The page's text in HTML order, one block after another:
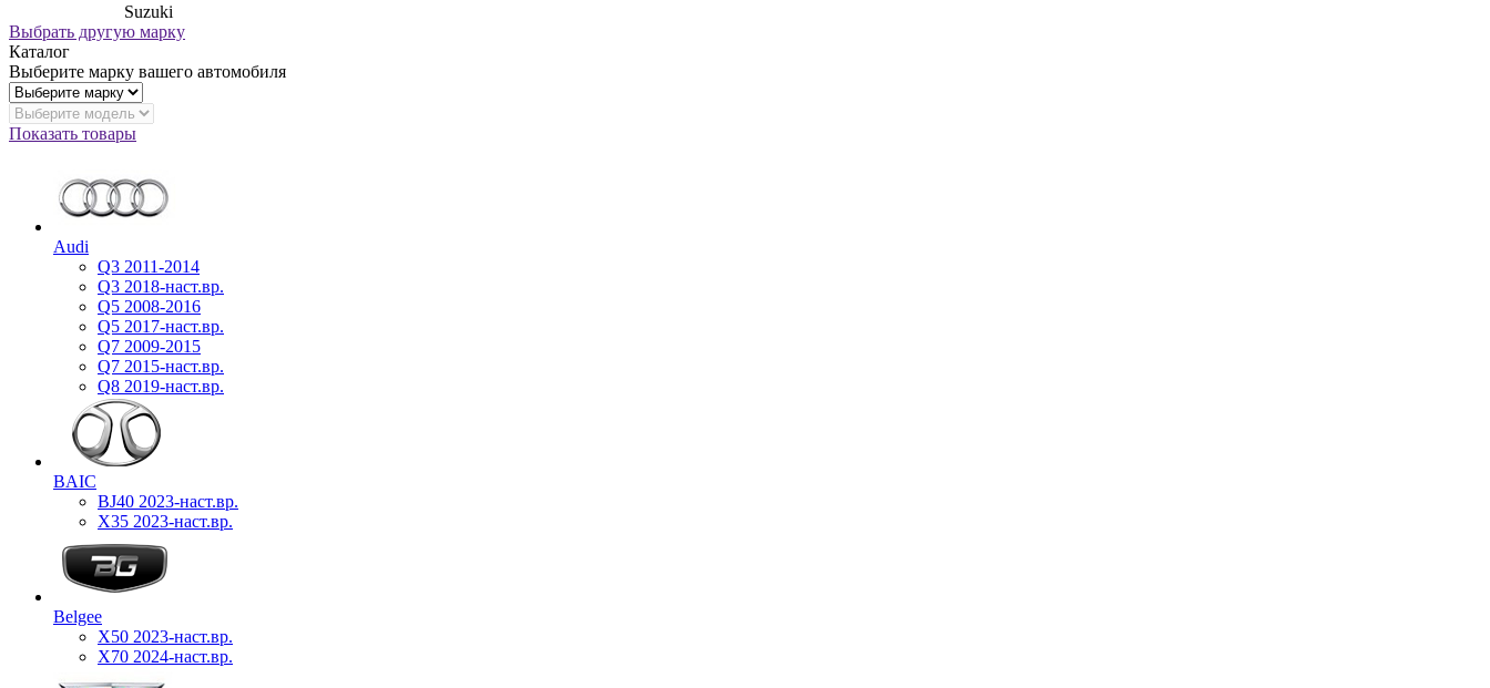
Suzuki
Выбрать другую марку
Каталог
Выберите марку вашего автомобиля
Показать товары
Audi
Q3 2011-2014
Q3 2018-наст.вр.
Q5 2008-2016
Q5 2017-наст.вр.
Q7 2009-2015
Q7 2015-наст.вр.
Q8 2019-наст.вр.
BAIC
BJ40 2023-наст.вр.
X35 2023-наст.вр.
Belgee
X50 2023-наст.вр.
X70 2024-наст.вр.